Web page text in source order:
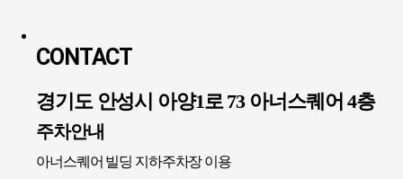
CONTACT
경기도 안성시 아양1로 73 아너스퀘어 4층
주차안내
아너스퀘어 빌딩 지하주차장 이용